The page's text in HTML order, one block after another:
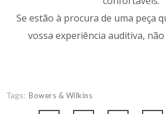
Se estão à procura de uma peça
vossa experiência auditiva,
Tags: Bowers & Wilkins